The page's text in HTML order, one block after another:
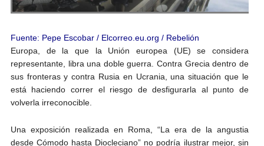
Fuente: Pepe Escobar / Elcorreo.eu.org / Rebelión
Europa, de la que la Unión europea (UE) se considera
representante, libra una doble guerra. Contra Grecia dentro de
sus fronteras y contra Rusia en Ucrania, una situación que le
está haciendo correr el riesgo de desfigurarla al punto de
volverla irreconocible.
Una exposición realizada en Roma, “La era de la angustia
desde Cómodo hasta Diocleciano” no podría ilustrar mejor, sin